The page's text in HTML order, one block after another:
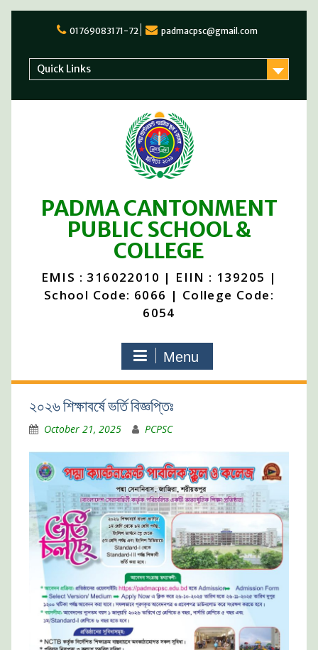
01769083171-72 padmacpsc@gmail.com
Quick Links
PADMA CANTONMENT
PUBLIC SCHOOL &
COLLEGE
EMIS : 316022010 | EIIN : 139205 |
School Code: 6066 | College Code:
6054
Menu
২০২৬ শিক্ষাবর্ষে ভর্তি বিজ্ঞপ্তিঃ
October 21, 2025 PCPSC